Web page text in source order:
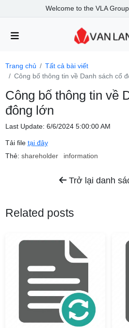
Welcome to the VLA
Trang chủ
Tất cả bài viết
Công bố thông tin về Danh sách cổ
Công bố thông tin về
đông lớn
Last Update: 6/6/2024 5:00:00 AM
Tải file tại đây
Thẻ: shareholder information
Trở lại danh
Related posts